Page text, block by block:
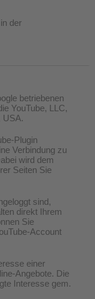
der
betriebenen
YouTube, LLC,
USA.
Plugin
Verbindung zu
wird dem
Seiten Sie
sind,
direkt Ihrem
Sie
Account
einer
Angebote. Die
Interesse gem.